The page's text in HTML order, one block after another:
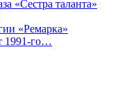
«Сестра таланта»
«Ремарка»
1991-го…